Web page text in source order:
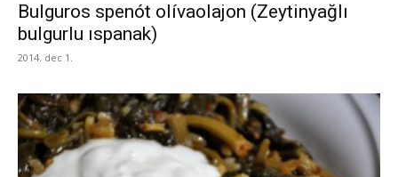
Bulguros spenót olívaolajon (Zeytinyağlı
bulgurlu ıspanak)
2014. dec 1.